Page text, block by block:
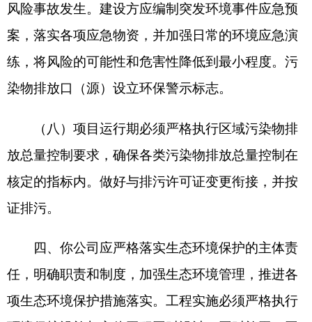
县分局。并按规定接受各级生态环境主管部门的监
督检查。
克州生态环境局
打印本页 关闭窗口